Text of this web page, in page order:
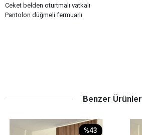
Ceket belden oturtmalı vatkalı
Pantolon düğmeli fermuarlı
Benzer Ürünler
%43